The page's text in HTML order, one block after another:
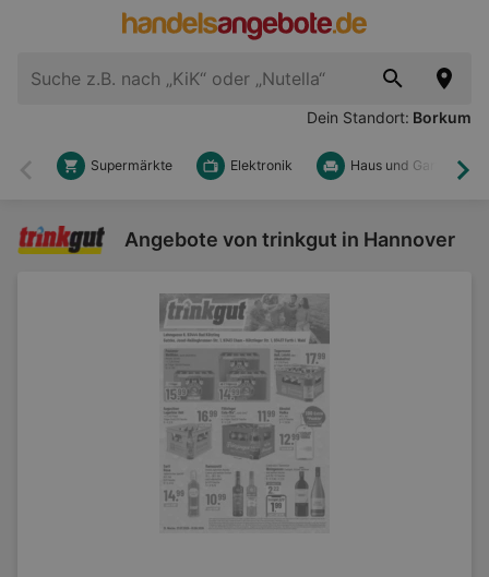
Dein Standort: Borkum
Zurück
Supermärkte Elektronik Haus und Garten
Angebote von trinkgut in Hannover